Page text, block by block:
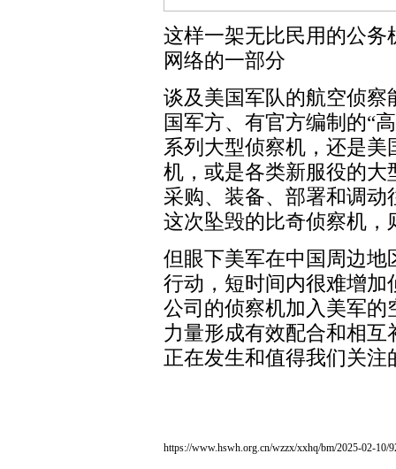
这样一架无比民用的公
网络的一部分
谈及美国军队的航空侦
国军方、有官方编制的“
系列大型侦察机，还是
机，或是各类新服役的
采购、装备、部署和调
这次坠毁的比奇侦察机
但眼下美军在中国周边
行动，短时间内很难增
公司的侦察机加入美军
力量形成有效配合和相
正在发生和值得我们关注
https://www.hswh.org.cn/wzzx/xxhq/bm/2025-02-10/